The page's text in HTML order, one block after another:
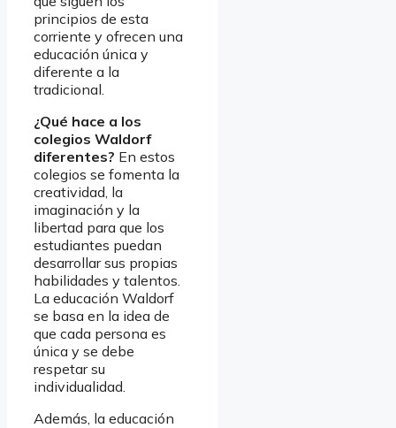
principios de esta
corriente y ofrecen una
educación única y
diferente a la
tradicional.
¿Qué hace a los
colegios Waldorf
diferentes? En estos
colegios se fomenta la
creatividad, la
imaginación y la
libertad para que los
estudiantes puedan
desarrollar sus propias
habilidades y talentos.
La educación Waldorf
se basa en la idea de
que cada persona es
única y se debe
respetar su
individualidad.
Además, la educación